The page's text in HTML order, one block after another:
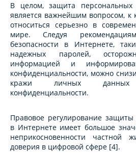
В целом, защита
является важнейшим вопросом, к
относиться серьезно в
мире. Следуя
безопасности в Интернете,
надежных паролей,
информацией и
конфиденциальности, можно
кражи личных
конфиденциальности.
Правовое регулирование
в Интернете имеет большое
неприкосновенности частной
доверия в цифровой сфере [4].